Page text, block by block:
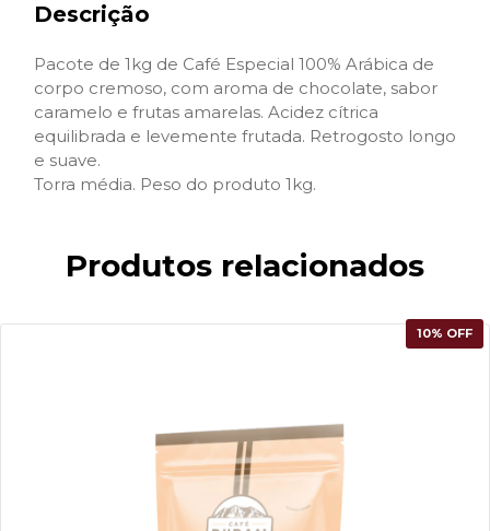
Descrição
Pacote de 1kg de Café Especial 100% Arábica de
corpo cremoso, com aroma de chocolate, sabor
caramelo e frutas amarelas. Acidez cítrica
equilibrada e levemente frutada. Retrogosto longo
e suave.
Torra média. Peso do produto 1kg.
Produtos relacionados
10% OFF